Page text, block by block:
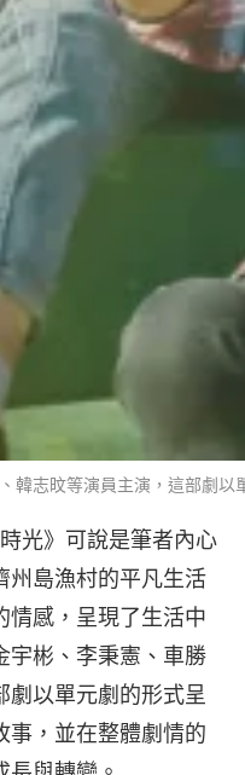
韓志旼等演員主演，這部劇
光》可說是筆者內心
州島漁村的平凡生活
情感，呈現了生活中
宇彬、李秉憲、車勝
劇以單元劇的形式呈
事，並在整體劇情的